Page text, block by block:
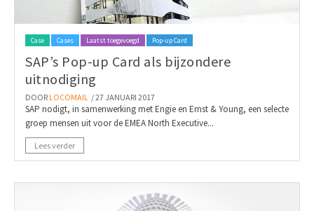
Case Cases Laatst toegevoegd Pop-up Card
SAP’s Pop-up Card als bijzondere
uitnodiging
DOOR LOCOMAIL / 27 JANUARI 2017
SAP nodigt, in samenwerking met Engie en Ernst & Young, een selecte
groep mensen uit voor de EMEA North Executive...
Lees verder